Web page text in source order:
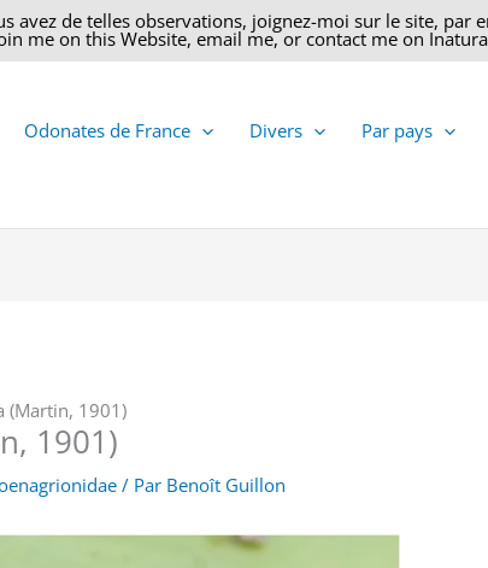
avez de telles observations, joignez-moi sur le site,
me on this Website, email me, or contact me on
Odonates de France Divers Par pays
(Martin, 1901)
1901)
/ Par Benoît Guillon